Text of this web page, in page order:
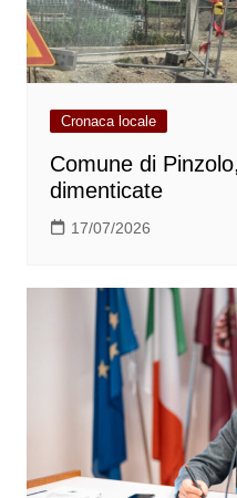
Cronaca locale
Comune di
dimenticate
17/07/2026